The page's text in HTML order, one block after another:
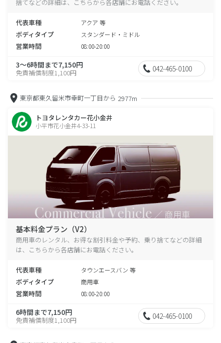
捨てなどの詳細は、こちらから各店舗にお電話ください。
代表車種 アクア 等
ボディタイプ スタンダード・ミドル
営業時間 08:00-20:00
3～6時間まで7,150円
免責補償制度1,100円 042-465-0100
東京都東久留米市幸町一丁目から 2977m
トヨタレンタカー花小金井
小平市花小金井4-33-11
基本料金プラン（V2）
商用車のレンタル、お得な割引料金や予約、乗り捨てなどの詳細
は、こちらから各店舗にお電話ください。
代表車種 タウンエースバン 等
ボディタイプ 商用車
営業時間 08:00-20:00
6時間まで7,150円
免責補償制度1,100円 042-465-0100